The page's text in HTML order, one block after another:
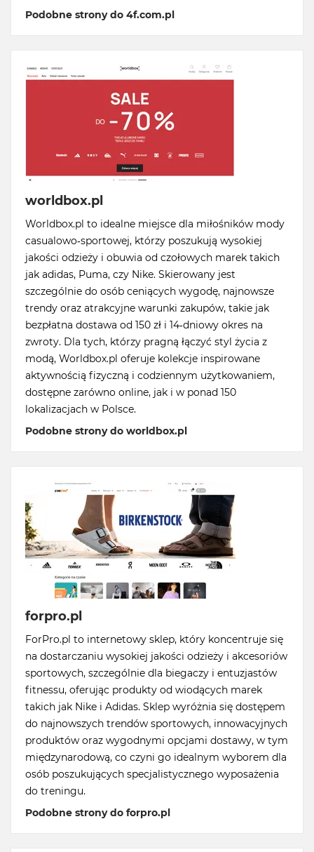
Podobne strony do 4f.com.pl
worldbox.pl
Worldbox.pl to idealne miejsce dla miłośników mody
casualowo-sportowej, którzy poszukują wysokiej
jakości odzieży i obuwia od czołowych marek takich
jak adidas, Puma, czy Nike. Skierowany jest
szczególnie do osób ceniących wygodę, najnowsze
trendy oraz atrakcyjne warunki zakupów, takie jak
bezpłatna dostawa od 150 zł i 14-dniowy okres na
zwroty. Dla tych, którzy pragną łączyć styl życia z
modą, Worldbox.pl oferuje kolekcje inspirowane
aktywnością fizyczną i codziennym użytkowaniem,
dostępne zarówno online, jak i w ponad 150
lokalizacjach w Polsce.
Podobne strony do worldbox.pl
forpro.pl
ForPro.pl to internetowy sklep, który koncentruje się
na dostarczaniu wysokiej jakości odzieży i akcesoriów
sportowych, szczególnie dla biegaczy i entuzjastów
fitnessu, oferując produkty od wiodących marek
takich jak Nike i Adidas. Sklep wyróżnia się dostępem
do najnowszych trendów sportowych, innowacyjnych
produktów oraz wygodnymi opcjami dostawy, w tym
międzynarodową, co czyni go idealnym wyborem dla
osób poszukujących specjalistycznego wyposażenia
do treningu.
Podobne strony do forpro.pl